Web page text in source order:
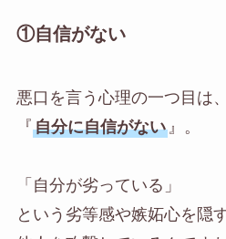
①自信がない
悪口を言う心理の一つ目は、
『自分に自信がない』。
「自分が劣っている」
という劣等感や嫉妬心を隠